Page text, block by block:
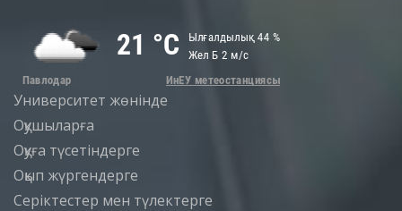
Университет жөнінде
Оқушыларға
Оқуға түсетіндерге
Оқып жүргендерге
Серіктестер мен түлектерге